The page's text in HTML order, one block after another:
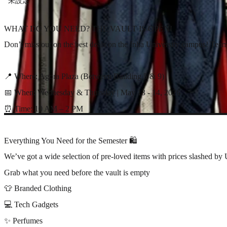
WHAT DO YOU NEED? THE VAULT IS OPEN!
Don’t miss out on the best deals on the Inha University campus!
📍 Where: Agora Plaza (Between Building 5 & 9)
📅 When: Wednesday & Thursday | May 13 - 14, 2026
⏰ Time: 10 AM – 2 PM
Everything You Need for the Semester 🛍️
We’ve got a wide selection of pre-loved items with prices slashed
Grab what you need before the vault is empty
👕 Branded Clothing
💻 Tech Gadgets
✨ Perfumes